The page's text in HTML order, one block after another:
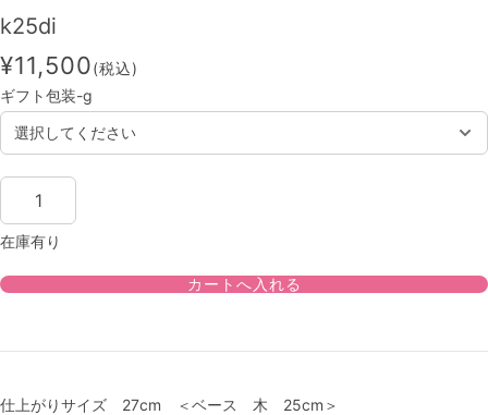
k25di
¥11,500(税込)
ギフト包装-g
在庫有り
仕上がりサイズ 27cm ＜ベース 木 25cm＞